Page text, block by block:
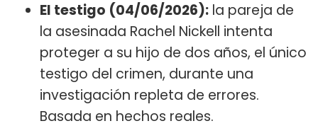
El testigo (04/06/2026): la pareja de
la asesinada Rachel Nickell intenta
proteger a su hijo de dos años, el único
testigo del crimen, durante una
investigación repleta de errores.
Basada en hechos reales.